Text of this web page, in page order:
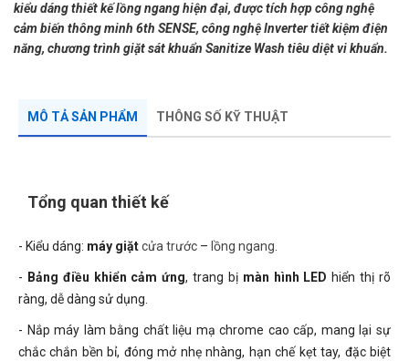
kiểu dáng thiết kế lồng ngang hiện đại, được tích hợp công nghệ
cảm biến thông minh 6th SENSE, công nghệ Inverter tiết kiệm điện
năng, chương trình giặt sát khuẩn Sanitize Wash tiêu diệt vi khuẩn.
MÔ TẢ SẢN PHẨM THÔNG SỐ KỸ THUẬT
Tổng quan thiết kế
- Kiểu dáng: máy giặtcửa trước – lồng ngang.
- Bảng điều khiển cảm ứng, trang bị màn hình LED hiển thị rõ
ràng, dễ dàng sử dụng.
- Nắp máy làm bằng chất liệu mạ chrome cao cấp, mang lại sự
chắc chắn bền bỉ, đóng mở nhẹ nhàng, hạn chế kẹt tay, đặc biệt